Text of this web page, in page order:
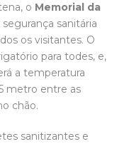
o Memorial da
sanitária
os visitantes. O
para todes, e,
a temperatura
metro entre as
chão.
sanitizantes e